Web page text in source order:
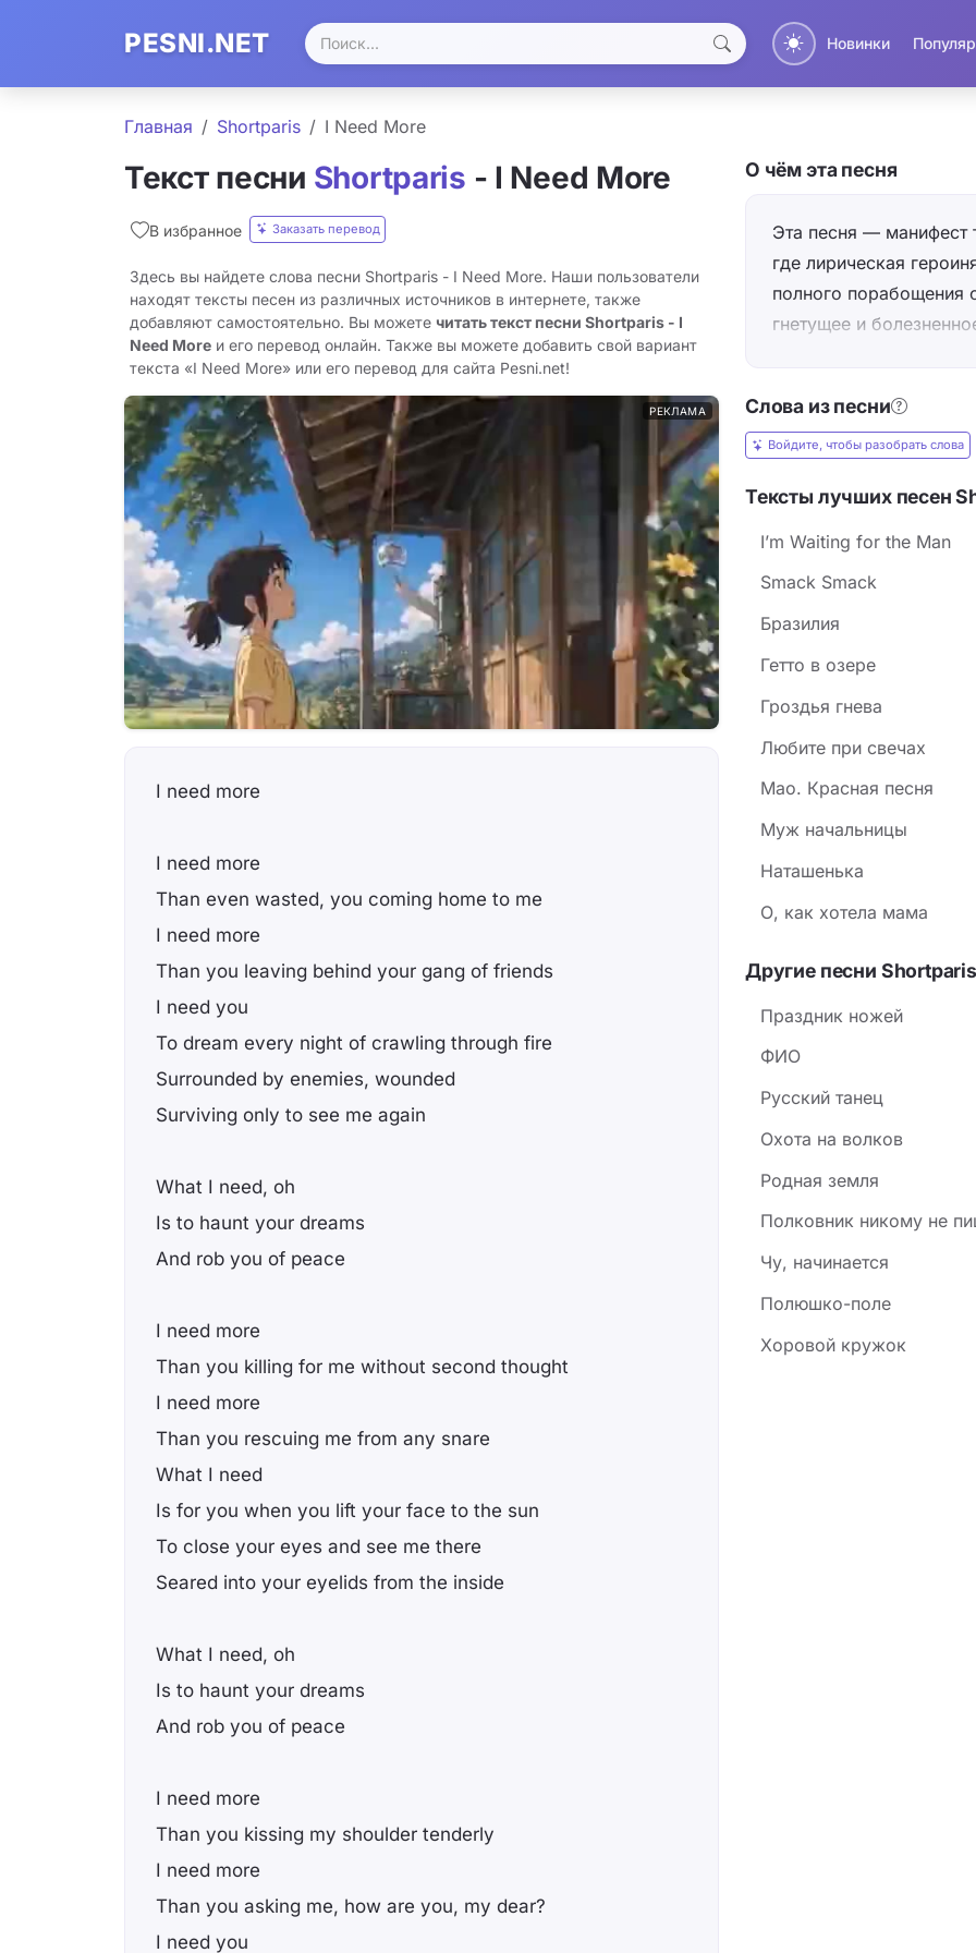
PESNI.NET Новинки
Главная Shortparis I Need More
Текст песни Shortparis - I Need More
В избранное Заказать перевод
Здесь вы найдете слова песни Shortparis - I Need More. Наши пользователи
находят тексты песен из различных источников в интернете, также
добавляют самостоятельно. Вы можете читать текст песни Shortparis - I
Need More и его перевод онлайн. Также вы можете добавить свой вариант
текста «I Need More» или его перевод для сайта Pesni.net!
РЕКЛАМА
I need more
I need more
Than even wasted, you coming home to me
I need more
Than you leaving behind your gang of friends
I need you
To dream every night of crawling through fire
Surrounded by enemies, wounded
Surviving only to see me again
What I need, oh
Is to haunt your dreams
And rob you of peace
I need more
Than you killing for me without second thought
I need more
Than you rescuing me from any snare
What I need
Is for you when you lift your face to the sun
To close your eyes and see me there
Seared into your еyelids from the inside
What I need, oh
Is to haunt your drеams
And rob you of peace
I need more
Than you kissing my shoulder tenderly
I need more
Than you asking me, how are you, my dear?
I need you
О чём эта песня
Эта песня — манифест
где лирическая
полного порабощения
гнетущее и
своей «холодной
доводящая земные
нежность, а про
сознание. В контексте
лишённым границ
Слова из песни
Войдите, чтобы разобрать слова
Тексты лучших песен
I’m Waiting for the Man
Smack Smack
Бразилия
Гетто в озере
Гроздья гнева
Любите при свечах
Мао. Красная песня
Муж начальницы
Наташенька
О, как хотела мама
Другие песни Shortparis
Праздник ножей
ФИО
Русский танец
Охота на волков
Родная земля
Полковник никому не
Чу, начинается
Полюшко-поле
Хоровой кружок